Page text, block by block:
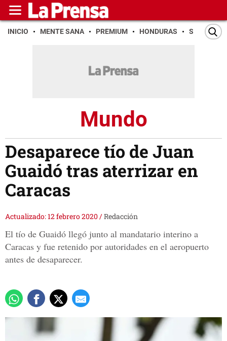
INICIO MENTE SANA PREMIUM HONDURAS SAN PEDRO
Mundo
Desaparece tío de Juan
Guaidó tras aterrizar en
Caracas
Actualizado: 12 febrero 2020/Redacción
El tío de Guaidó llegó junto al mandatario interino a
Caracas y fue retenido por autoridades en el aeropuerto
antes de desaparecer.